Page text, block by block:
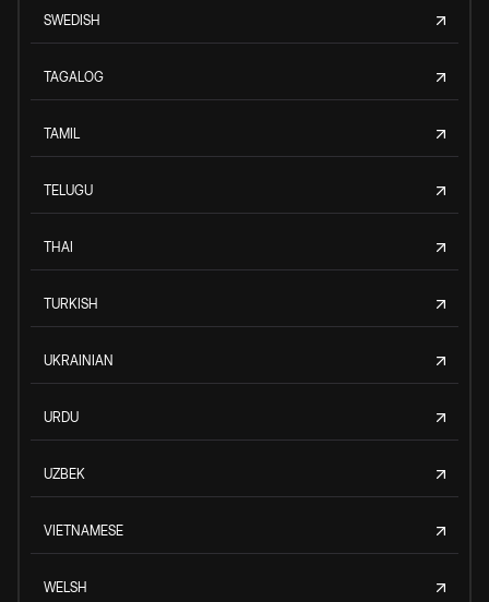
SWEDISH
TAGALOG
TAMIL
TELUGU
THAI
TURKISH
UKRAINIAN
URDU
UZBEK
VIETNAMESE
WELSH